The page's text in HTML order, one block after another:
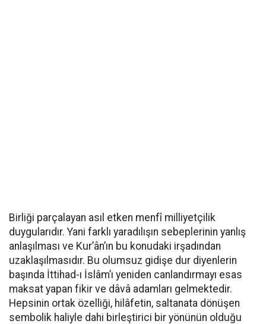
Birliği parçalayan asıl etken menfî milliyetçilik
duygularıdır. Yani farklı yaradılışın sebeplerinin yanlış
anlaşılması ve Kur’ân’ın bu konudaki irşadından
uzaklaşılmasıdır. Bu olumsuz gidişe dur diyenlerin
başında İttihad-ı İslâm’ı yeniden canlandırmayı esas
maksat yapan fikir ve dâvâ adamları gelmektedir.
Hepsinin ortak özelliği, hilâfetin, saltanata dönüşen
sembolik haliyle dahi birleştirici bir yönünün olduğu